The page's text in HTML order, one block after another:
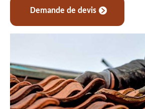
Demande de devis